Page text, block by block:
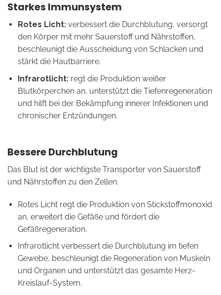
Starkes Immunsystem
Rotes Licht:verbessert die Durchblutung, versorgt
den Körper mit mehr Sauerstoff und Nährstoffen,
beschleunigt die Ausscheidung von Schlacken und
stärkt die Hautbarriere.
Infrarotlicht:regt die Produktion weißer
Blutkörperchen an, unterstützt die Tiefenregeneration
und hilft bei der Bekämpfung innerer Infektionen und
chronischer Entzündungen.
Bessere Durchblutung
Das Blut ist der wichtigste Transporter von Sauerstoff
und Nährstoffen zu den Zellen.
Rotes Licht regt die Produktion von Stickstoffmonoxid
an, erweitert die Gefäße und fördert die
Gefäßregeneration.
Infrarotlicht verbessert die Durchblutung im tiefen
Gewebe, beschleunigt die Regeneration von Muskeln
und Organen und unterstützt das gesamte Herz-
Kreislauf-System.